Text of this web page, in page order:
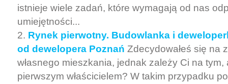
istnieje wiele zadań, które wymagają od nas
umiejętności...
Rynek pierwotny. Budowlanka i
od dewelopera Poznań Zdecydowałeś się na
własnego mieszkania, jednak zależy Ci na tym,
pierwszym właścicielem? W takim przypadku